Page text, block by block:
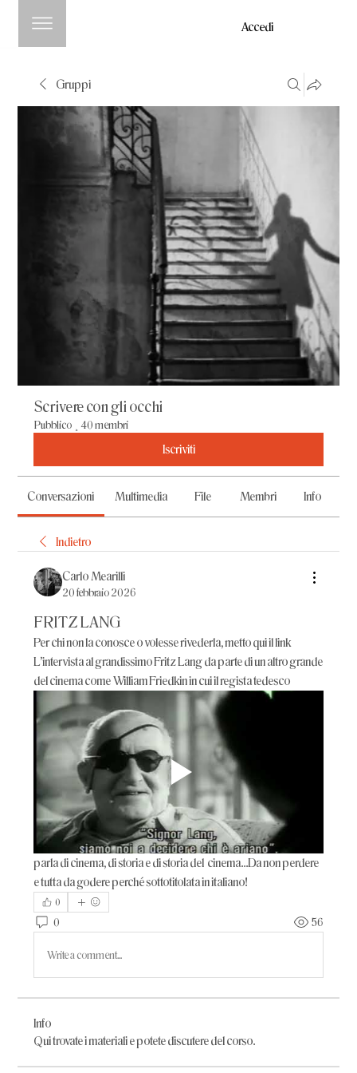
Accedi
Gruppi
Scrivere con gli occhi
Pubblico 40 membri
Iscriviti
Conversazioni Multimedia File Membri Info
Indietro
Carlo Mearilli
20 febbraio 2026
FRITZ LANG
Per chi non la conosce o volesse rivederla, metto qui il link
L'intervista al grandissimo Fritz Lang da parte di un altro grande
del cinema come William Friedkin in cui il regista tedesco
parla di cinema, di storia e di storia del  cinema...Da non perdere
e tutta da godere perché sottotitolata in italiano!
0
0 56
Write a comment...
Info
Qui trovate i materiali e potete discutere del corso.